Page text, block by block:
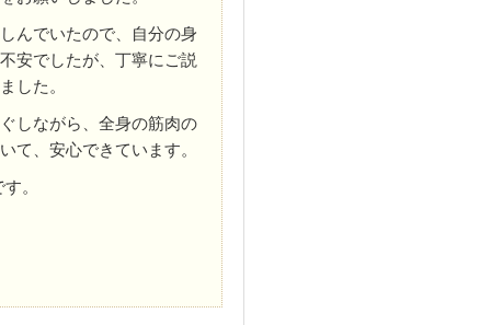
んでいたので、自分の身
安でしたが、丁寧にご説
した。
しながら、全身の筋肉の
て、安心できています。
。